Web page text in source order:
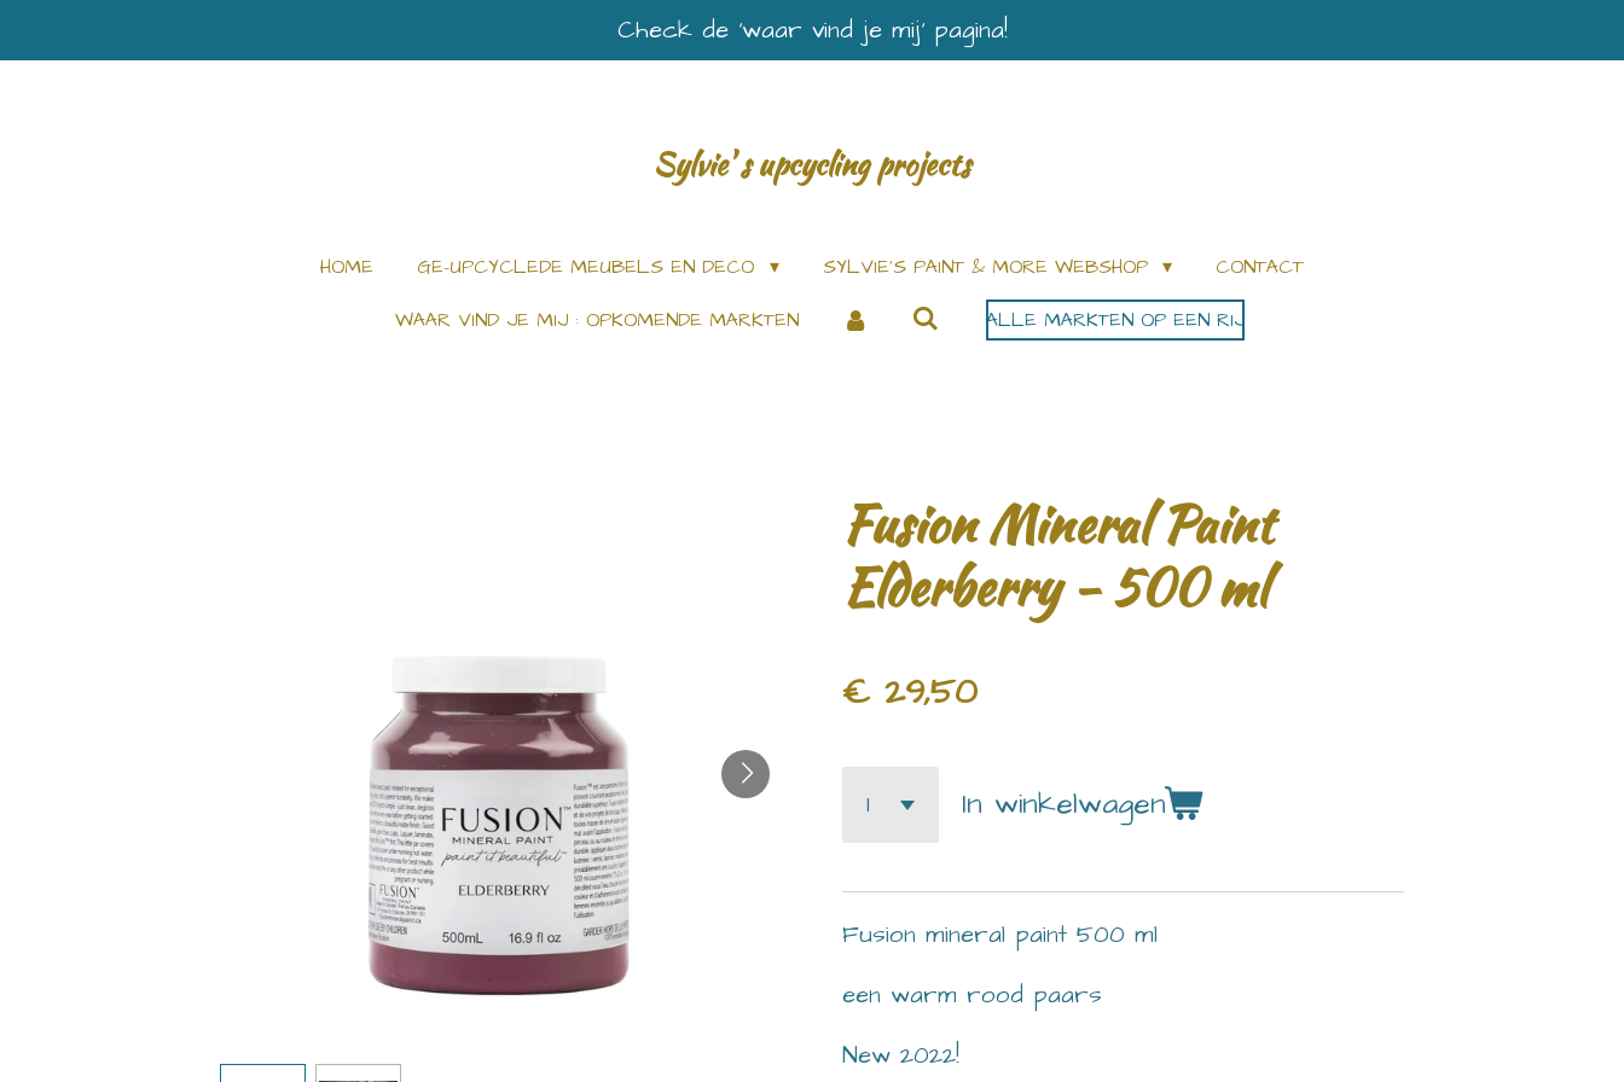
direct
Check de ‘waar vind je mij’ pagina!
Sylvie' s upcycling projects
HOME GE-UPCYCLEDE MEUBELS EN DECO SYLVIE’S PAINT & MORE WEBSHOP
CONTACT
WAAR VIND JE MIJ : OPKOMENDE MARKTEN
ALLE MARKTEN OP EEN RIJ
Fusion Mineral Paint
Elderberry - 500 ml
€ 29,50
In winkelwagen
Fusion mineral paint 500 ml
een warm rood paars
New 2022!